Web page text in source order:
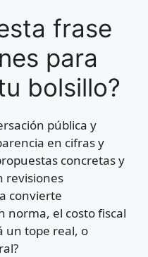
frase
para
bolsillo?
pública y
en cifras y
concretas y
revisiones
convierte
norma, el costo fiscal
un tope real, o